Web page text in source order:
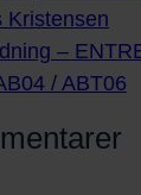
Kristensen
–
/ ABT06